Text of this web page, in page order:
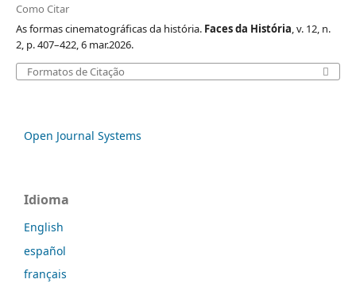
Como Citar
As formas cinematográficas da história. Faces da História , v. 12, n.
2, p. 407–422, 6 mar.2026.
Formatos de Citação
Open Journal Systems
Idioma
English
español
français